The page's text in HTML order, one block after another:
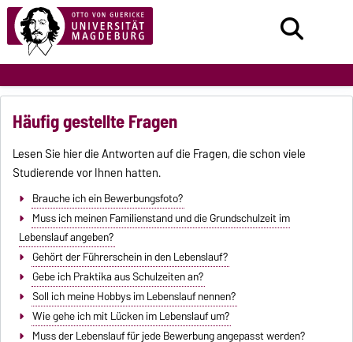
Häufig gestellte Fragen
Lesen Sie hier die Antworten auf die Fragen, die schon viele
Studierende vor Ihnen hatten.
Brauche ich ein Bewerbungsfoto?
Muss ich meinen Familienstand und die Grundschulzeit im
Lebenslauf angeben?
Gehört der Führerschein in den Lebenslauf?
Gebe ich Praktika aus Schulzeiten an?
Soll ich meine Hobbys im Lebenslauf nennen?
Wie gehe ich mit Lücken im Lebenslauf um?
Muss der Lebenslauf für jede Bewerbung angepasst werden?